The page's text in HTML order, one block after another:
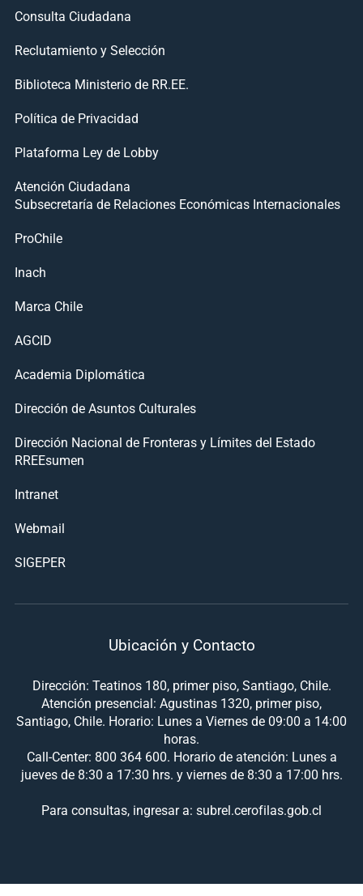
Consulta Ciudadana
Reclutamiento y Selección
Biblioteca Ministerio de RR.EE.
Política de Privacidad
Plataforma Ley de Lobby
Atención Ciudadana
Subsecretaría de Relaciones Económicas Internacionales
ProChile
Inach
Marca Chile
AGCID
Academia Diplomática
Dirección de Asuntos Culturales
Dirección Nacional de Fronteras y Límites del Estado
RREEsumen
Intranet
Webmail
SIGEPER
Ubicación y Contacto
Dirección: Teatinos 180, primer piso, Santiago, Chile.
Atención presencial: Agustinas 1320, primer piso,
Santiago, Chile. Horario: Lunes a Viernes de 09:00 a 14:00
horas.
Call-Center: 800 364 600. Horario de atención: Lunes a
jueves de 8:30 a 17:30 hrs. y viernes de 8:30 a 17:00 hrs.
Para consultas, ingresar a: subrel.cerofilas.gob.cl